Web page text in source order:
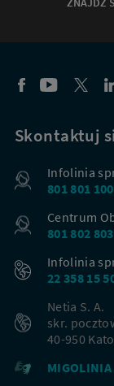
Skontaktuj
Infolinia
801 801
Centrum
801 802
Infolinia
22 358 15
Netia S. A.
skr.
40-950
MIGOLINIA